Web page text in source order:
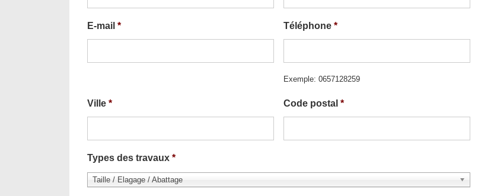
E-mail * Téléphone *
Exemple: 0657128259
Ville * Code postal *
Types des travaux *
Taille / Elagage / Abattage